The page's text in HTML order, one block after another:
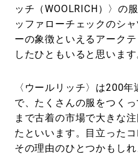
ッチ（WOOLRICH）〉の
ッファローチェックのシ
ーの象徴といえるアーク
したひともいると思います
〈ウールリッチ〉は200
で、たくさんの服をつく
まで古着の市場で大きな
たといいます。目立った
その理由のひとつかもしれ